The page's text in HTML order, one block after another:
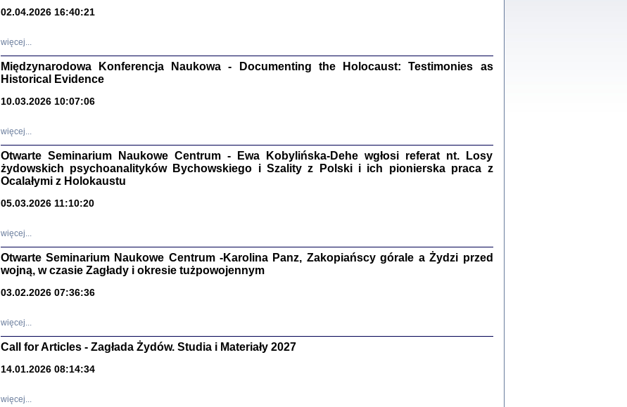
Studia i Materiały
nr 17, R. 2021
NIE WIEMY CO PRZYNIESIE NAM KOLEJNA GODZINA ...
Dziennik pisany w ukryciu w latach 1943-1944
Zagłada Żydów.
02.04.2026 16:40:21
więcej...
Międzynarodowa Konferencja Naukowa - Documenting the Holocaust: Testimonies as
Historical Evidence
10.03.2026 10:07:06
więcej...
Otwarte Seminarium Naukowe Centrum - Ewa Kobylińska-Dehe wgłosi referat nt. Losy
żydowskich psychoanalityków Bychowskiego i Szality z Polski i ich pionierska praca z
Ocalałymi z Holokaustu
05.03.2026 11:10:20
więcej...
Otwarte Seminarium Naukowe Centrum -Karolina Panz, Zakopiańscy górale a Żydzi przed
wojną, w czasie Zagłady i okresie tużpowojennym
03.02.2026 07:36:36
więcej...
Call for Articles - Zagłada Żydów. Studia i Materiały 2027
14.01.2026 08:14:34
więcej...